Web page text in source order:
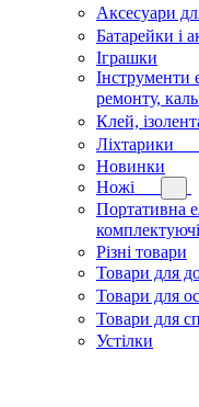
Аксесуари
Батарейки і
Іграшки
Інструменти
ремонту,
Клей,
Ліхтарики
Новинки
Ножі
Портативна
комплектуючі
Різні товари
Товари для
Товари для
Товари для
Устілки